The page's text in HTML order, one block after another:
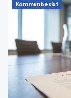
Kommunbeslut